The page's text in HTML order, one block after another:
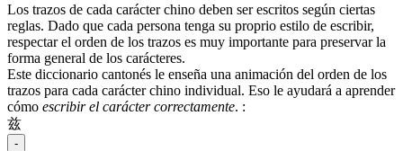
Los trazos de cada carácter chino deben ser escritos según ciertas
reglas. Dado que cada persona tenga su proprio estilo de escribir,
respectar el orden de los trazos es muy importante para preservar la
forma general de los carácteres.
Este diccionario cantonés le enseña una animación del orden de los
trazos para cada carácter chino individual. Eso le ayudará a aprender
cómo escribir el carácter correctamente. :
兹
-